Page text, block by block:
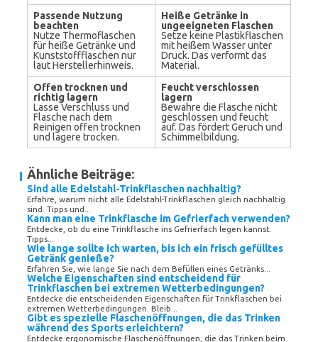
Passende Nutzung
beachten
Nutze Thermoflaschen
für heiße Getränke und
Kunststoffflaschen nur
laut Herstellerhinweis.
Heiße Getränke in
ungeeigneten Flaschen
Setze keine Plastikflaschen
mit heißem Wasser unter
Druck. Das verformt das
Material.
Offen trocknen und
richtig lagern
Lasse Verschluss und
Flasche nach dem
Reinigen offen trocknen
und lagere trocken.
Feucht verschlossen
lagern
Bewahre die Flasche nicht
geschlossen und feucht
auf. Das fördert Geruch und
Schimmelbildung.
Ähnliche Beiträge:
Sind alle Edelstahl-Trinkflaschen nachhaltig?
Erfahre, warum nicht alle Edelstahl-Trinkflaschen gleich nachhaltig
sind. Tipps und...
Kann man eine Trinkflasche im Gefrierfach verwenden?
Entdecke, ob du eine Trinkflasche ins Gefrierfach legen kannst.
Tipps...
Wie lange sollte ich warten, bis ich ein frisch gefülltes
Getränk genieße?
Erfahren Sie, wie lange Sie nach dem Befüllen eines Getränks...
Welche Eigenschaften sind entscheidend für
Trinkflaschen bei extremen Wetterbedingungen?
Entdecke die entscheidenden Eigenschaften für Trinkflaschen bei
extremen Wetterbedingungen. Bleib...
Gibt es spezielle Flaschenöffnungen, die das Trinken
während des Sports erleichtern?
Entdecke ergonomische Flaschenöffnungen, die das Trinken beim